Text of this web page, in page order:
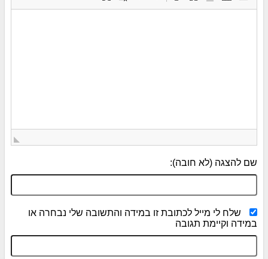
שם להצגה (לא חובה):
שלח לי מייל לכתובת זו במידה והתשובה שלי נבחרה או
במידה וקיימת תגובה